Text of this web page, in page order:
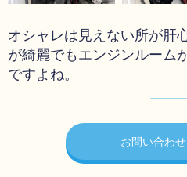
オシャレは見えない所が肝
が綺麗でもエンジンルーム
ですよね。
お問い合わ